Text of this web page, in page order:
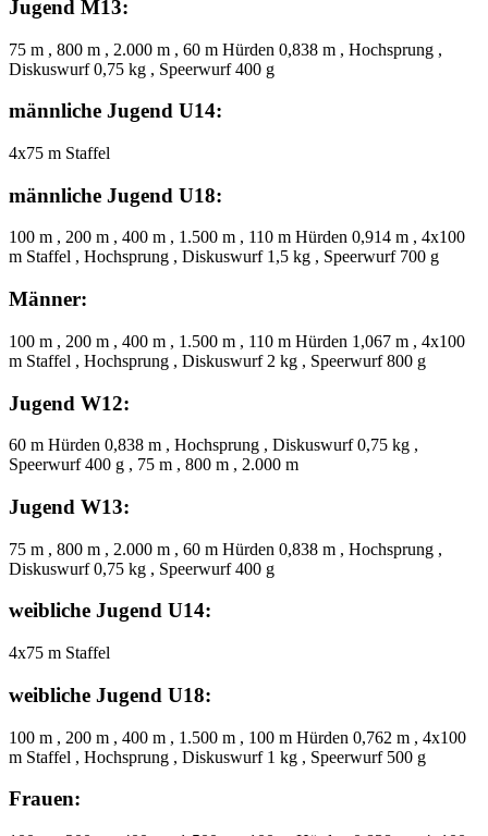
Jugend M13:
75 m , 800 m , 2.000 m , 60 m Hürden 0,838 m , Hochsprung ,
Diskuswurf 0,75 kg , Speerwurf 400 g
männliche Jugend U14:
4x75 m Staffel
männliche Jugend U18:
100 m , 200 m , 400 m , 1.500 m , 110 m Hürden 0,914 m , 4x100
m Staffel , Hochsprung , Diskuswurf 1,5 kg , Speerwurf 700 g
Männer:
100 m , 200 m , 400 m , 1.500 m , 110 m Hürden 1,067 m , 4x100
m Staffel , Hochsprung , Diskuswurf 2 kg , Speerwurf 800 g
Jugend W12:
60 m Hürden 0,838 m , Hochsprung , Diskuswurf 0,75 kg ,
Speerwurf 400 g , 75 m , 800 m , 2.000 m
Jugend W13:
75 m , 800 m , 2.000 m , 60 m Hürden 0,838 m , Hochsprung ,
Diskuswurf 0,75 kg , Speerwurf 400 g
weibliche Jugend U14:
4x75 m Staffel
weibliche Jugend U18:
100 m , 200 m , 400 m , 1.500 m , 100 m Hürden 0,762 m , 4x100
m Staffel , Hochsprung , Diskuswurf 1 kg , Speerwurf 500 g
Frauen: